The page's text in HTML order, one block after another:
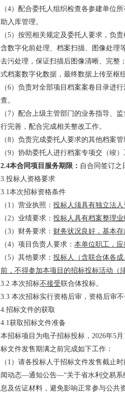
（4）配合委托人组织检查各参建单位
助入库管理。
（5）按照相关规定及委托人要求，负
含数字化前处理、档案扫描、图像处理
去污处理，保证扫描后图像清晰、完整
式档案数字化数据，最终数据上传至枢
（6）负责对全部项目档案案卷目录进
查。
（ 7）配合上级主管部门的业务指导、
行完善，配合完成相关整改工作。
（8）负责完成委托人要求的其他档案
（9）协助委托人进行档案专项交（竣
2.4本合同项目服务期限： 自合同签订之
3.投标人资格要求
3.1本次招标资格条件
（ 1 ） 营业执照： 投标人须具有独立法
（2） 业绩要求 ： 投标人具有档案整理业
（3）财务要求： 财务状况良好，基本
（4） 项目负责人要求： 本单位职工，
（5）其他要求： 投标人（含联合体各成
前，不得参加本项目的招标投标活动（
3.2 本次招标不接受联合体投标。
3.3 本次招标实行资格后审，资格后审
4.招标文件的获取
4.1获取招标文件准备
本招标项目为电子招标投标， 2026年5月
标文件发售期满之前完成如下工作：
（ 1 ）请各投标人于招标文件发售截止
闻动态—通知公告—“关于省水利交易系
息及佐证材料，避免影响正常参与公共